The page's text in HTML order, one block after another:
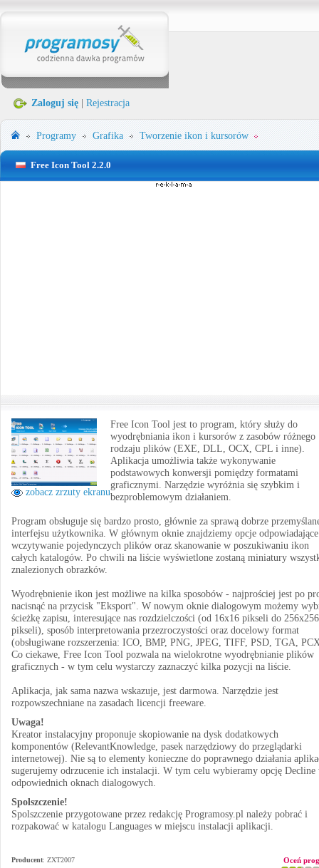
Zaloguj się Rejestracja
Programy Grafika Tworzenie ikon i kursorów
Free Icon Tool 2.2.0
zobacz zrzuty ekranu
Free Icon Tool jest to program, który służy do
wyodrębniania ikon i kursorów z zasobów różnego
rodzaju plików (EXE, DLL, OCX, CPL i inne).
Aplikacja umożliwia także wykonywanie
podstawowych konwersji pomiędzy formatami
graficznymi. Narzędzie wyróżnia się szybkim i
bezproblemowym działaniem.
Program obsługuje się bardzo prosto, głównie za sprawą dobrze
interfejsu użytkownika. W głównym oknie znajdziemy opcje
wczytywanie pojedynczych plików oraz skanowanie w poszukiwaniu ikon
całych katalogów. Po chwili na liście wyświetlone zostaną miniatury
znalezionych obrazków.
Wyodrębnienie ikon jest możliwe na kilka sposobów - najprościej jest po
nacisnąć na przycisk "Eksport". W nowym oknie dialogowym możemy
ścieżkę zapisu, interesujące nas rozdzielczości (od 16x16 pikseli do 256x256
pikseli), sposób interpretowania przezroczystości oraz docelowy format
(obsługiwane rozszerzenia: ICO, BMP, PNG, JPEG, TIFF, PSD, TGA,
Co ciekawe, Free Icon Tool pozwala na wielokrotne wyodrębnianie plików
graficznych - w tym celu wystarczy zaznaczyć kilka pozycji na liście.
Aplikacja, jak sama nazwa wskazuje, jest darmowa. Narzędzie jest
rozpowszechniane na zasadach licencji freeware.
Uwaga!
Kreator instalacyjny proponuje skopiowanie na dysk dodatkowych
komponentów (RelevantKnowledge, pasek narzędziowy do przeglądarki
internetowej). Nie są to elementy konieczne do poprawnego działania
sugerujemy odrzucenie ich instalacji. W tym celu wybieramy opcję Decline
odpowiednich oknach dialogowych.
Spolszczenie!
Spolszczenie przygotowane przez redakcję Programosy.pl należy pobrać i
rozpakować w katalogu Languages w miejscu instalacji aplikacji.
Producent: ZXT2007
Oceń